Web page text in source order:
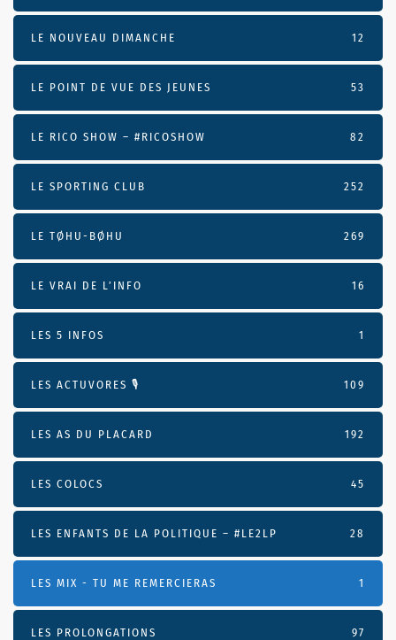
LE NOUVEAU DIMANCHE 12
LE POINT DE VUE DES JEUNES 53
LE RICO SHOW – #RICOSHOW 82
LE SPORTING CLUB 252
LE TØHU-BØHU 269
LE VRAI DE L’INFO 16
LES 5 INFOS 1
LES ACTUVORES 🎙 109
LES AS DU PLACARD 192
LES COLOCS 45
LES ENFANTS DE LA POLITIQUE – #LE2LP 28
LES MIX - TU ME REMERCIERAS 1
LES PROLONGATIONS 97